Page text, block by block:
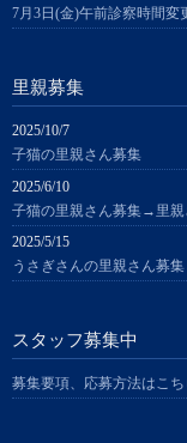
7月3日(金)午前診察時間変
里親募集
2025/10/7
子猫の里親さん募集
2025/6/10
子猫の里親さん募集→里親
2025/5/15
うさぎさんの里親さん募
スタッフ募集中
募集要項、応募方法はこち